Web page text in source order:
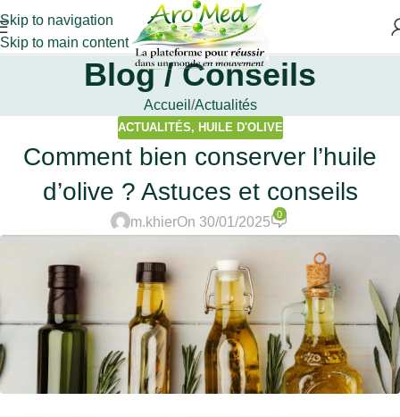
Skip to navigation
Skip to main content
Blog / Conseils
Accueil Actualités
ACTUALITÉS, HUILE D'OLIVE
Comment bien conserver l’huile
d’olive ? Astuces et conseils
m.khierOn 30/01/2025
0